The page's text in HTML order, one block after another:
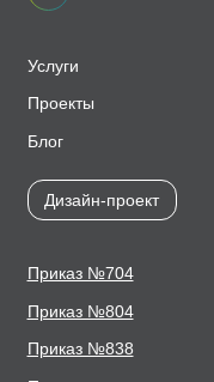
Услуги
Проекты
Блог
Дизайн-проект
Приказ №704
Приказ №804
Приказ №838